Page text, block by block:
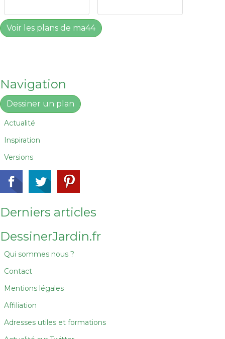
Voir les plans de ma44
Navigation
Dessiner un plan
Actualité
Inspiration
Versions
Derniers articles
DessinerJardin.fr
Qui sommes nous ?
Contact
Mentions légales
Affiliation
Adresses utiles et formations